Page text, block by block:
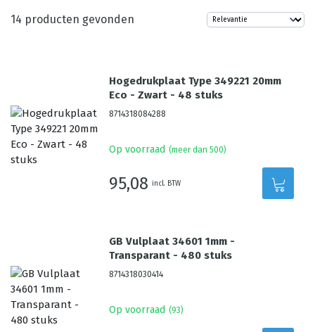
14 producten gevonden
Hogedrukplaat Type 349221 20mm
Eco - Zwart - 48 stuks
8714318084288
Op voorraad (meer dan 500)
95,08 incl. BTW
GB Vulplaat 34601 1mm -
Transparant - 480 stuks
8714318030414
Op voorraad (93)